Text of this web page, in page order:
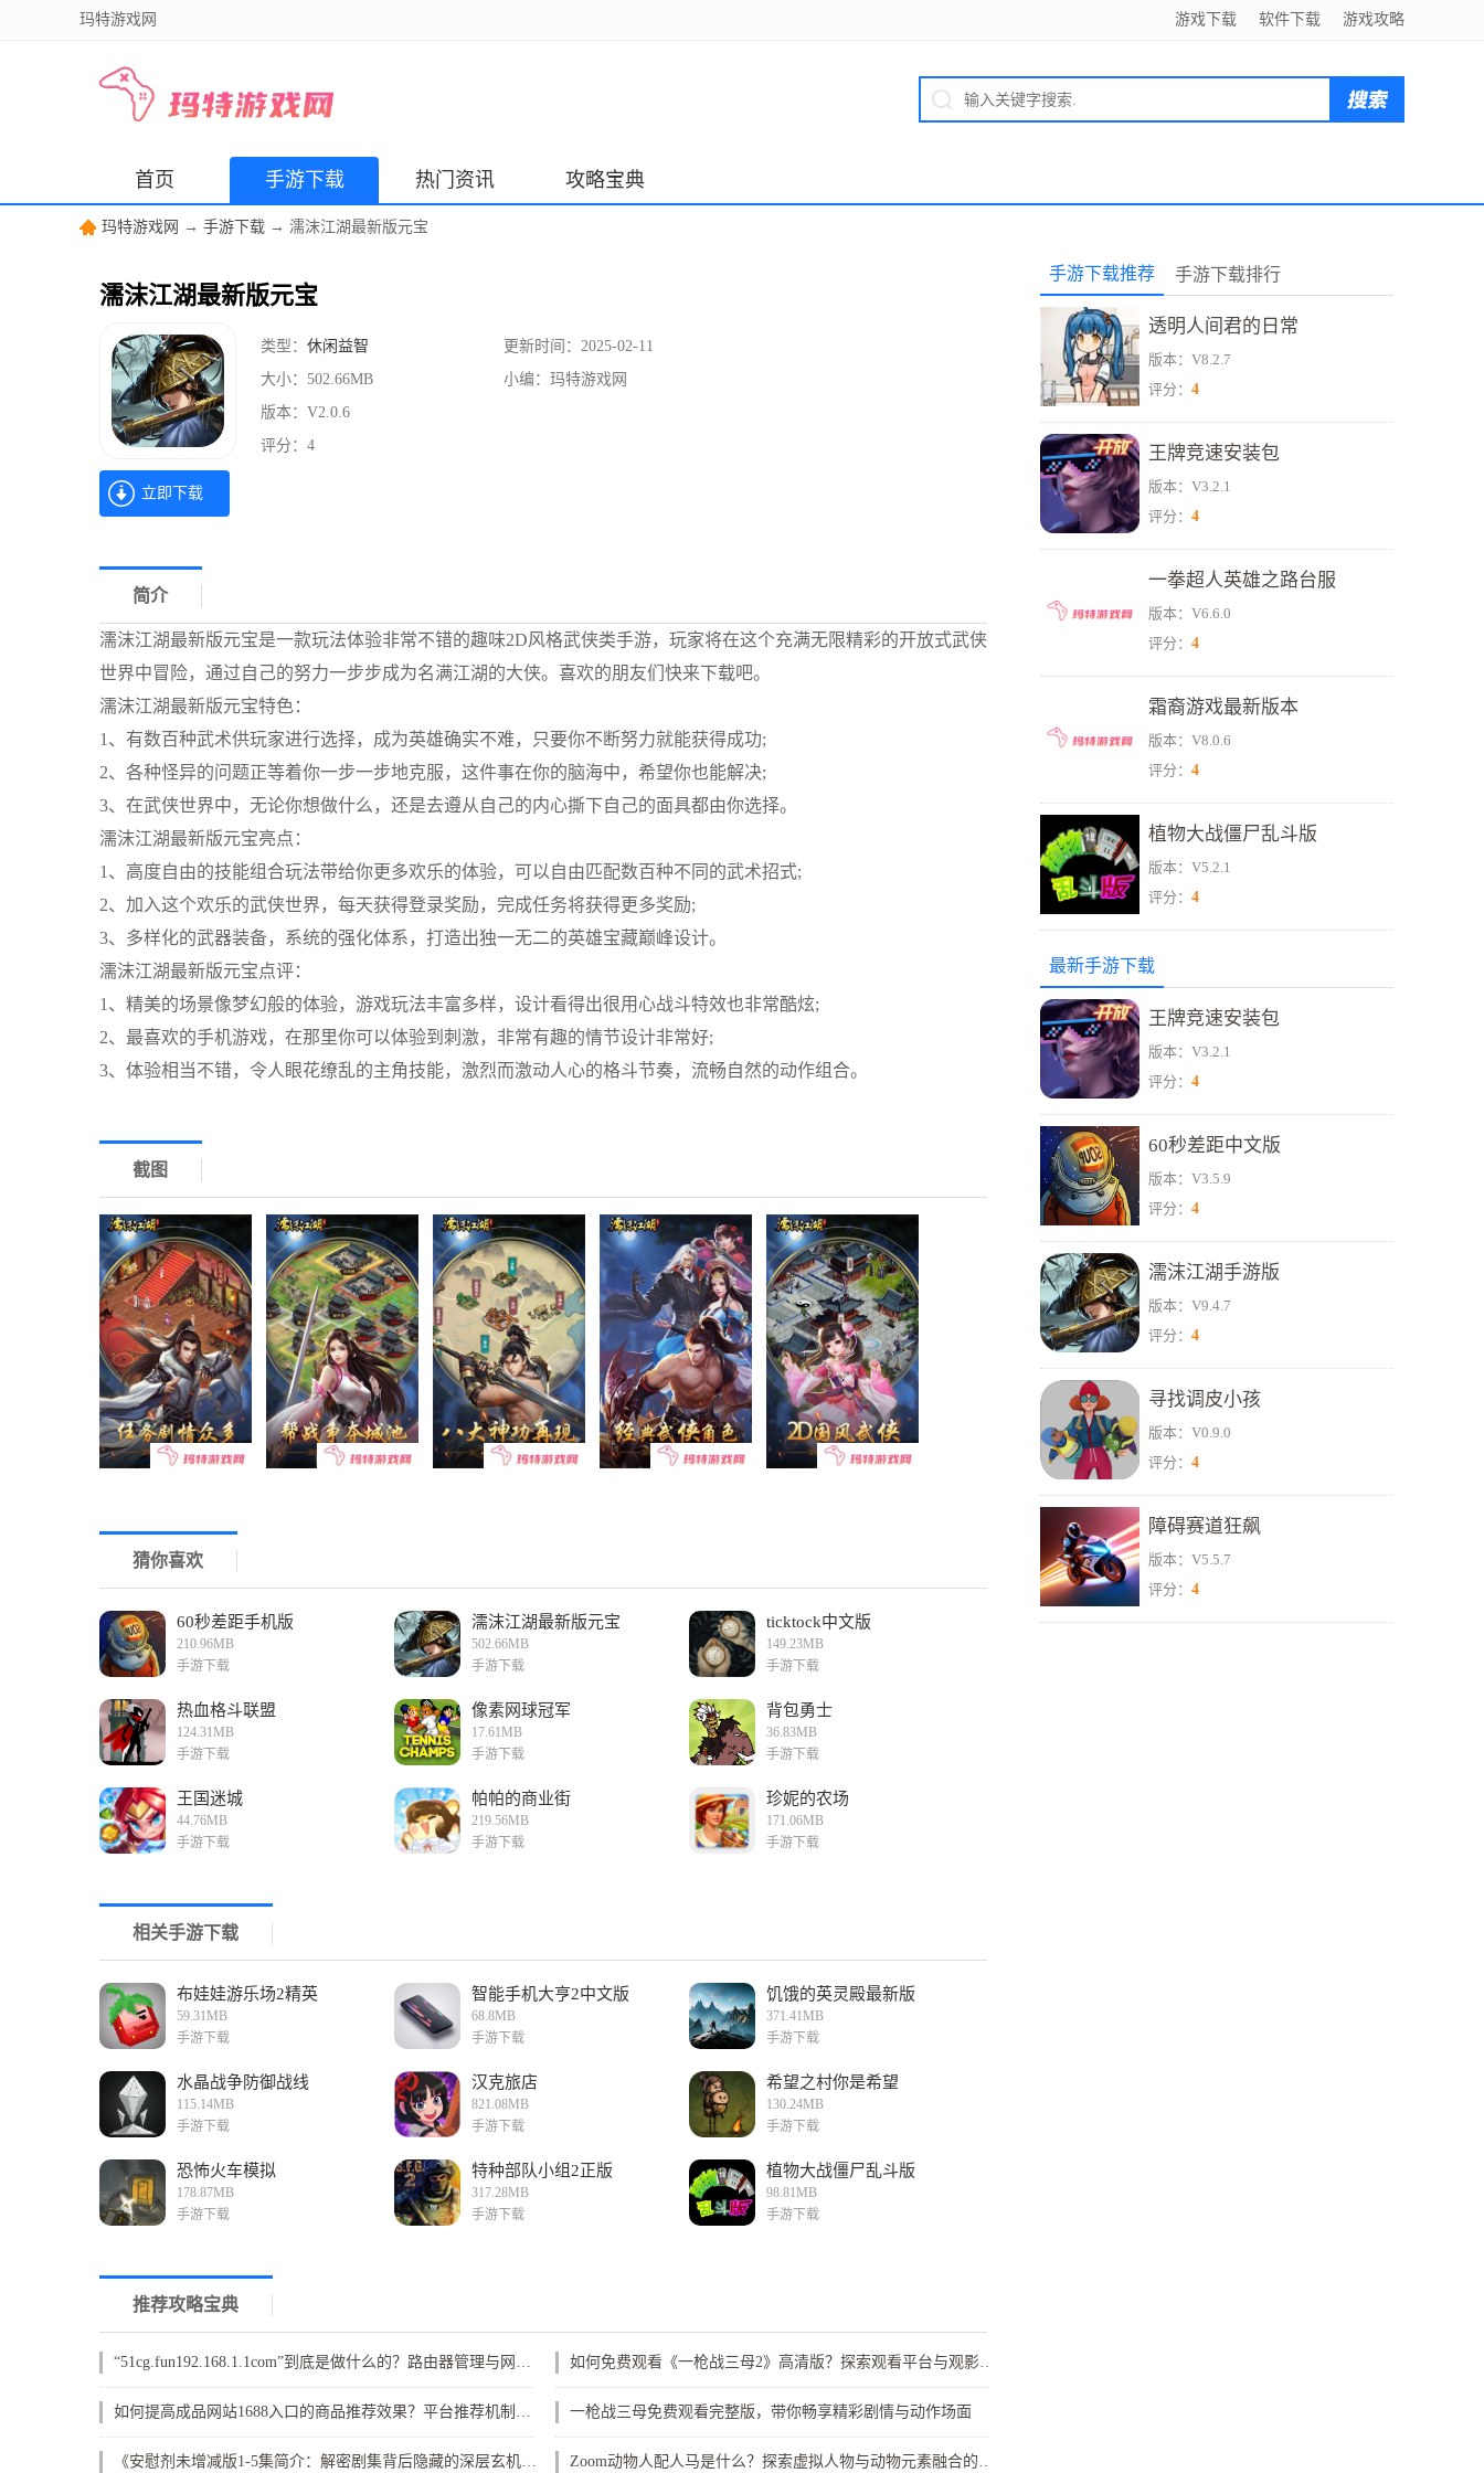
玛特游戏网 游戏下载 软件下载 游戏攻略
首页 手游下载 热门资讯 攻略宝典
玛特游戏网 → 手游下载 → 濡沫江湖最新版元宝
濡沫江湖最新版元宝
立即下载
类型： 休闲益智 更新时间： 2025-02-11
大小： 502.66MB 小编： 玛特游戏网
版本： V2.0.6
评分： 4
简介
濡沫江湖最新版元宝是一款玩法体验非常不错的趣味2D风格武侠类手游，玩家将在这个充满无限精彩的开放式武侠
世界中冒险，通过自己的努力一步步成为名满江湖的大侠。喜欢的朋友们快来下载吧。
濡沫江湖最新版元宝特色：
1、有数百种武术供玩家进行选择，成为英雄确实不难，只要你不断努力就能获得成功;
2、各种怪异的问题正等着你一步一步地克服，这件事在你的脑海中，希望你也能解决;
3、在武侠世界中，无论你想做什么，还是去遵从自己的内心撕下自己的面具都由你选择。
濡沫江湖最新版元宝亮点：
1、高度自由的技能组合玩法带给你更多欢乐的体验，可以自由匹配数百种不同的武术招式;
2、加入这个欢乐的武侠世界，每天获得登录奖励，完成任务将获得更多奖励;
3、多样化的武器装备，系统的强化体系，打造出独一无二的英雄宝藏巅峰设计。
濡沫江湖最新版元宝点评：
1、精美的场景像梦幻般的体验，游戏玩法丰富多样，设计看得出很用心战斗特效也非常酷炫;
2、最喜欢的手机游戏，在那里你可以体验到刺激，非常有趣的情节设计非常好;
3、体验相当不错，令人眼花缭乱的主角技能，激烈而激动人心的格斗节奏，流畅自然的动作组合。
截图
猜你喜欢
60秒差距手机版
210.96MB
手游下载
濡沫江湖最新版元宝
502.66MB
手游下载
ticktock中文版
149.23MB
手游下载
热血格斗联盟
124.31MB
手游下载
像素网球冠军
17.61MB
手游下载
背包勇士
36.83MB
手游下载
王国迷城
44.76MB
手游下载
帕帕的商业街
219.56MB
手游下载
珍妮的农场
171.06MB
手游下载
相关手游下载
布娃娃游乐场2精英
59.31MB
手游下载
智能手机大亨2中文版
68.8MB
手游下载
饥饿的英灵殿最新版
371.41MB
手游下载
水晶战争防御战线
115.14MB
手游下载
汉克旅店
821.08MB
手游下载
希望之村你是希望
130.24MB
手游下载
恐怖火车模拟
178.87MB
手游下载
特种部队小组2正版
317.28MB
手游下载
植物大战僵尸乱斗版
98.81MB
手游下载
推荐攻略宝典
“51cg.fun192.168.1.1com”到底是做什么的？路由器管理与网络安全的完美结合！ 如何免费观看《一枪战三母2》高清版？探索观看平台与观影体验
如何提高成品网站1688入口的商品推荐效果？平台推荐机制背后的深层分析与优化建议 一枪战三母免费观看完整版，带你畅享精彩剧情与动作场面
《安慰剂未增减版1-5集简介：解密剧集背后隐藏的深层玄机与人物心理》 Zoom动物人配人马是什么？探索虚拟人物与动物元素融合的新潮流
手游下载推荐 手游下载排行
透明人间君的日常
版本：V8.2.7
评分： 4
王牌竞速安装包
版本：V3.2.1
评分： 4
一拳超人英雄之路台服
版本：V6.6.0
评分： 4
霜裔游戏最新版本
版本：V8.0.6
评分： 4
植物大战僵尸乱斗版
版本：V5.2.1
评分： 4
最新手游下载
王牌竞速安装包
版本：V3.2.1
评分： 4
60秒差距中文版
版本：V3.5.9
评分： 4
濡沫江湖手游版
版本：V9.4.7
评分： 4
寻找调皮小孩
版本：V0.9.0
评分： 4
障碍赛道狂飙
版本：V5.5.7
评分： 4